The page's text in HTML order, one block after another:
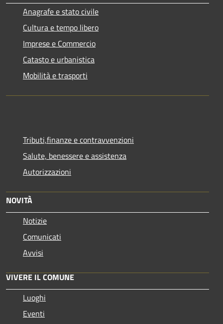
Anagrafe e stato civile
Cultura e tempo libero
Imprese e Commercio
Catasto e urbanistica
Mobilità e trasporti
Tributi,finanze e contravvenzioni
Salute, benessere e assistenza
Autorizzazioni
NOVITÀ
Notizie
Comunicati
Avvisi
VIVERE IL COMUNE
Luoghi
Eventi